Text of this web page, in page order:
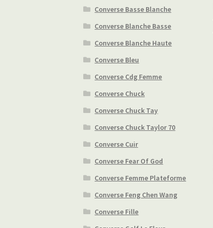
Converse Basse Blanche
Converse Blanche Basse
Converse Blanche Haute
Converse Bleu
Converse Cdg Femme
Converse Chuck
Converse Chuck Tay
Converse Chuck Taylor 70
Converse Cuir
Converse Fear Of God
Converse Femme Plateforme
Converse Feng Chen Wang
Converse Fille